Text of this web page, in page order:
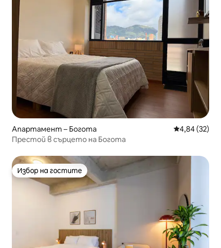
Апартамент – Богота Средна
4,84 (32)
Престой в сърцето на Богота
Избор на гостите
Избор на гостите